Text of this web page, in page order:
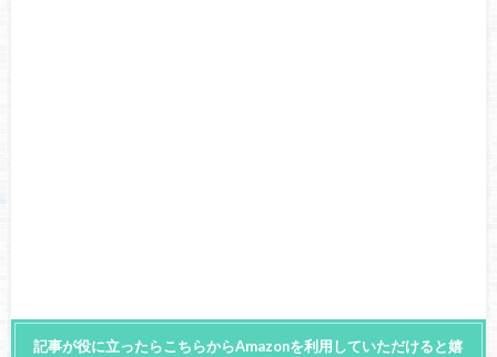
記事が役に立ったらこちらからAmazonを利用していただけると嬉